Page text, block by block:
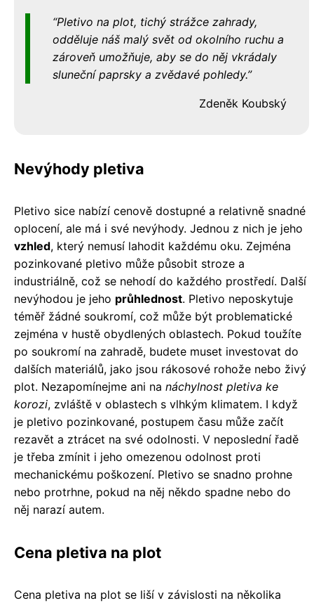
Pletivo na plot, tichý strážce zahrady,
odděluje náš malý svět od okolního ruchu a
zároveň umožňuje, aby se do něj vkrádaly
sluneční paprsky a zvědavé pohledy.
Zdeněk Koubský
Nevýhody pletiva
Pletivo sice nabízí cenově dostupné a relativně snadné
oplocení, ale má i své nevýhody. Jednou z nich je jeho
vzhled, který nemusí lahodit každému oku. Zejména
pozinkované pletivo může působit stroze a
industriálně, což se nehodí do každého prostředí. Další
nevýhodou je jeho průhlednost. Pletivo neposkytuje
téměř žádné soukromí, což může být problematické
zejména v hustě obydlených oblastech. Pokud toužíte
po soukromí na zahradě, budete muset investovat do
dalších materiálů, jako jsou rákosové rohože nebo živý
plot. Nezapomínejme ani na náchylnost pletiva ke
korozi, zvláště v oblastech s vlhkým klimatem. I když
je pletivo pozinkované, postupem času může začít
rezavět a ztrácet na své odolnosti. V neposlední řadě
je třeba zmínit i jeho omezenou odolnost proti
mechanickému poškození. Pletivo se snadno prohne
nebo protrhne, pokud na něj někdo spadne nebo do
něj narazí autem.
Cena pletiva na plot
Cena pletiva na plot se liší v závislosti na několika